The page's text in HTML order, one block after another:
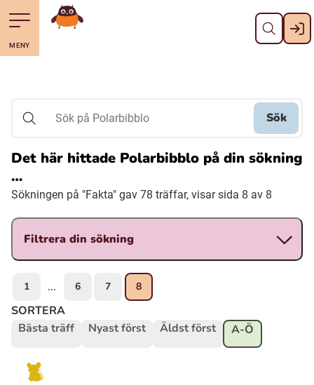
Till navigering av sidans innehåll
Hoppa till sidans huvudinnehåll Stäng
Åarjelsaemiengïele (Sydsamiska)
Davvisámegiella (Nordsamiska)
Bidumsámegiella (Pitesamiska)
MENY
Gå till startsidan
Sök på Polarbibblo
Sök
Det här hittade Polarbibblo på din sökning
…
Sökningen på "Fakta" gav 78 träffar, visar sida 8 av 8
Filtrera din sökning
1 ... 6 7 8
SORTERA
Bästa träff
Nyast först Äldst först A-Ö